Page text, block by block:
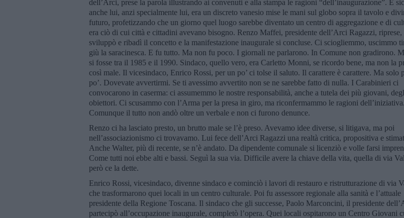
dell’Arci, prese la parola illustrando ai convenuti e alla stampa le ragioni “dell’inaugurazione”. E
anche lui, anzi specialmente lui, era un discreto vanesio mise le mani sul globo sopra il tavolo e
futuro, profetizzando che un giorno quel luogo sarebbe diventato un centro di aggregazione e di
era ciò di cui città e cittadini avevano bisogno. Renzo Maffei, presidente dell’Arci Ragazzi, riprese,
sviluppò e ribadì il concetto e la manifestazione inaugurale si concluse. Ci sciogliemmo, uscimmo
giù la saracinesca. E fu tutto. Ma non fu poco. I giornali ne parlarono. In Comune non gradirono.
si fosse tra il 1985 e il 1990. Sindaco, quello vero, era Carletto Monni, se ricordo bene, ma non la
così male. Il vicesindaco, Enrico Rossi, per un po’ ci tolse il saluto. Il carattere è carattere. Ma solo
po’. Dovevate avvertirmi. Se ti avessimo avvertito non se ne sarebbe fatto di nulla. I Carabinieri ci
convocarono in caserma: ci assumemmo le nostre responsabilità, anche a tutela dei più giovani,
obiettori. Ci scusammo con l’Arma per la presa in giro, ma riconfermammo le ragioni dell’iniziativa.
Comunque il tutto non andò oltre un verbale e non ci furono denunce.
Renzo ci ha lasciato presto, un brutto male se l’è preso. Avevamo idee diverse, si litigava, ma poi
nell’associazionismo ci trovavamo. Lui fece dell’Arci Ragazzi una realtà critica, propositiva e
Anche Walter, più di recente, se n’è andato. Da dipendente comunale si licenziò e volle farsi
Come tutti noi ebbe alti e bassi. Seguì la sua via. Difficile avere la chiave della vita, quella di via
però ce la dette.
Enrico Rossi, vicesindaco, divenne sindaco e cominciò i lavori di restauro e ristrutturazione di via
che trasformarono quei locali in un centro culturale. Poi fu assessore regionale alla sanità e l’attuale
presidente della Regione Toscana. Il sindaco che gli successe, Paolo Marconcini, il presidente
partecipò all’occupazione inaugurale, completò l’opera. Quei locali ospitarono un Centro Giovani